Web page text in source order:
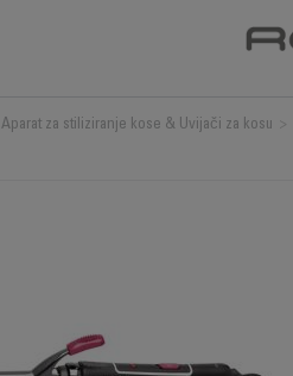
Aparat za stiliziranje kose & Uvijači za kosu